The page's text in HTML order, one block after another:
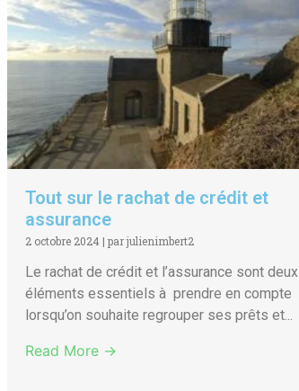
Tout sur le rachat de crédit et
assurance
2 octobre 2024 |par julienimbert2
Le rachat de crédit et l’assurance sont deux
éléments essentiels à prendre en compte
lorsqu’on souhaite regrouper ses prêts et...
Read More →